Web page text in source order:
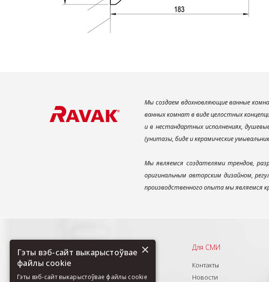
Мы создаем вдохновляющие ванные
ванных комнат в виде целостных
и в нестандартных исполнениях,
(унитазы, биде и керамические
Мы являемся создателями трендов,
оригинальным авторским дизайном,
производственного опыта мы являемся
Рекомендуем
О нас
Продукты
Для СМИ
Контакты
Новости
×
Гэты вэб-сайт выкарыстоўвае
файлы cookie
Гэты вэб-сайт выкарыстоўвае файлы cookie